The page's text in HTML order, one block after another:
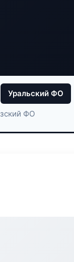
Уральский ФО
ФО